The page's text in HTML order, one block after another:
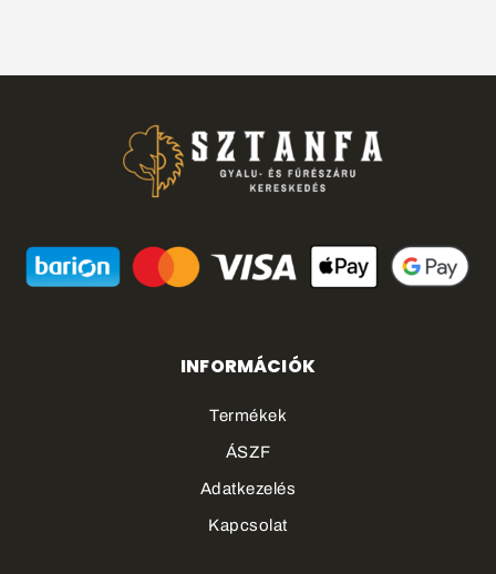
INFORMÁCIÓK
Termékek
ÁSZF
Adatkezelés
Kapcsolat